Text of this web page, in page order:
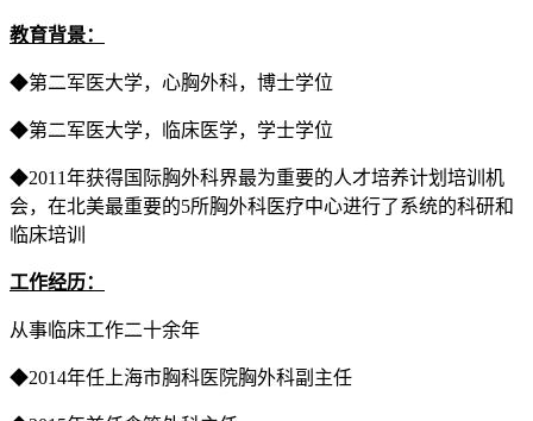
教育背景：
◆第二军医大学，心胸外科，博士学位
◆第二军医大学，临床医学，学士学位
◆2011年获得国际胸外科界最为重要的人才培养计划培训机
会，在北美最重要的5所胸外科医疗中心进行了系统的科研和
临床培训
工作经历：
从事临床工作二十余年
◆2014年任上海市胸科医院胸外科副主任